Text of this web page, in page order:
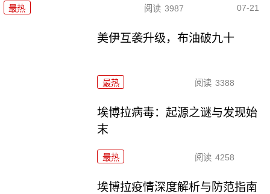
最热 阅读 3987 07-21
美伊互袭升级，布油破九十
最热 阅读 3388
埃博拉病毒：起源之谜与发现始
末
最热 阅读 4258
埃博拉疫情深度解析与防范指南